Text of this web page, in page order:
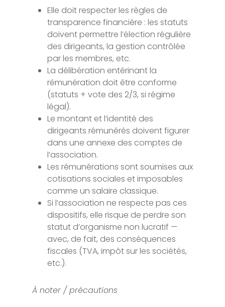
Elle doit respecter les règles de
transparence financière : les statuts
doivent permettre l’élection régulière
des dirigeants, la gestion contrôlée
par les membres, etc.
La délibération entérinant la
rémunération doit être conforme
(statuts + vote des 2/3, si régime
légal).
Le montant et l’identité des
dirigeants rémunérés doivent figurer
dans une annexe des comptes de
l’association.
Les rémunérations sont soumises aux
cotisations sociales et imposables
comme un salaire classique.
Si l’association ne respecte pas ces
dispositifs, elle risque de perdre son
statut d’organisme non lucratif —
avec, de fait, des conséquences
fiscales (TVA, impôt sur les sociétés,
etc.).
À noter / précautions